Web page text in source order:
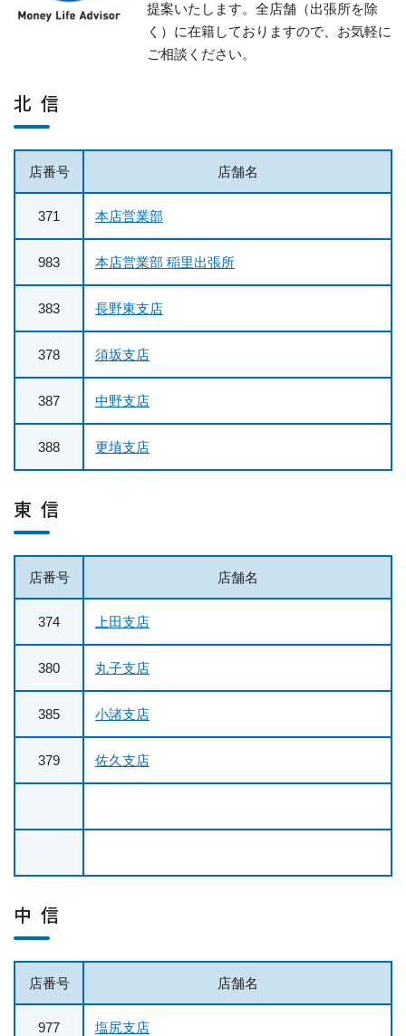
提案いたします。全店舗（出張所を除
く）に在籍しておりますので、お気軽に
ご相談ください。
北 信
店番号 店舗名
371 本店営業部
983 本店営業部 稲里出張所
383 長野東支店
378 須坂支店
387 中野支店
388 更埴支店
東 信
店番号 店舗名
374 上田支店
380 丸子支店
385 小諸支店
379 佐久支店
中 信
店番号 店舗名
977 塩尻支店